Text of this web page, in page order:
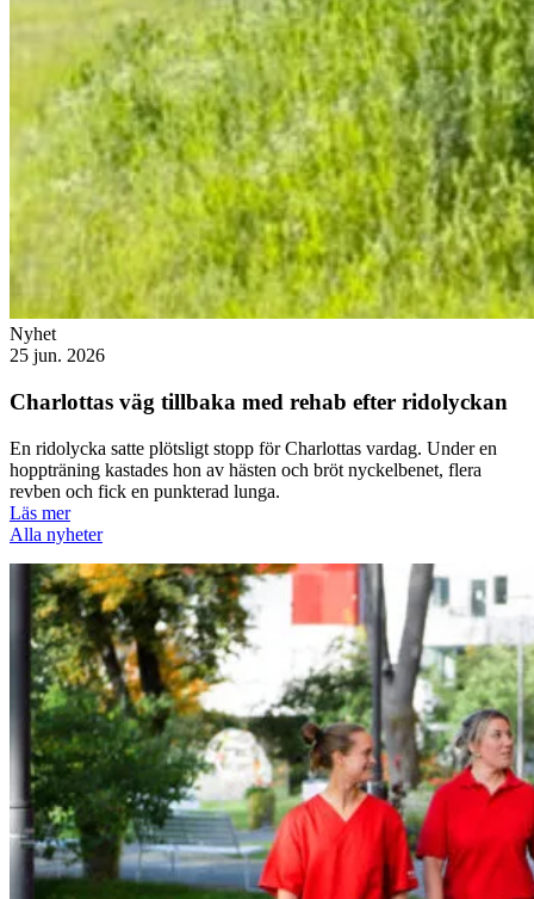
Nyhet
25 jun. 2026
Charlottas väg tillbaka med rehab efter ridolyckan
En ridolycka satte plötsligt stopp för Charlottas vardag. Under en
hoppträning kastades hon av hästen och bröt nyckelbenet, flera
revben och fick en punkterad lunga.
Läs mer
Alla nyheter